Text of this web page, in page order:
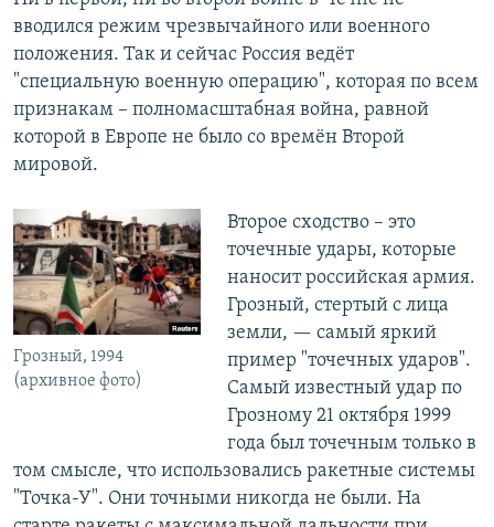
вводился режим чрезвычайного или военного
положения. Так и сейчас Россия ведёт
"специальную военную операцию", которая по всем
признакам – полномасштабная война, равной
которой в Европе не было со времён Второй
мировой.
Грозный, 1994
(архивное фото)
Второе сходство – это
точечные удары, которые
наносит российская армия.
Грозный, стертый с лица
земли, — самый яркий
пример "точечных ударов".
Самый известный удар по
Грозному 21 октября 1999
года был точечным только в
том смысле, что использовались ракетные системы
"Точка-У". Они точными никогда не были. На